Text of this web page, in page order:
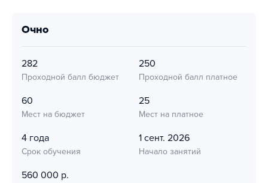
очно
282
Проходной балл бюджет
250
Проходной балл платное
60
Мест на бюджет
25
Мест на платное
4 года
Срок обучения
1 сент. 2026
Начало занятий
560 000 р.